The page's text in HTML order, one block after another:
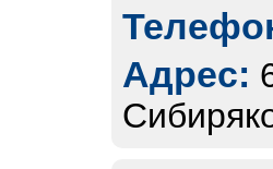
Адрес: